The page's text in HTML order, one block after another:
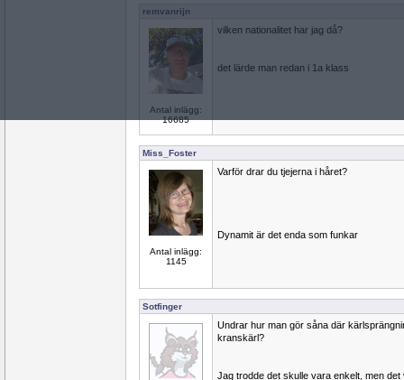
remvanrijn
Antal inlägg:
16685
vilken nationalitet har jag då?
det lärde man redan i 1a klass
Miss_Foster
Antal inlägg:
1145
Varför drar du tjejerna i håret?
Dynamit är det enda som funkar
Sotfinger
Undrar hur man gör såna där
kranskärl?
Jag trodde det skulle vara enkelt, men